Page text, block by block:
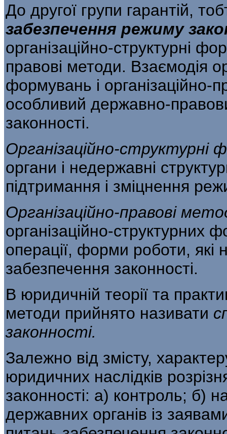
До другої групи гарантій,
забезпечення режиму
організаційно-структурні
правові методи. Взаємодія
формувань і організаційно-
особливий держав­но-
законності.
Організаційно-
органи і не­державні
підтримання і зміцнен­ня
Організаційно-правові
організаційно-структурних
операції, форми роботи,
забезпечення законності.
В юридичній теорії та
методи прийнято називати
законності.
Залежно від змісту,
юридич­них наслідків
законності: а) конт­роль; б)
державних органів із